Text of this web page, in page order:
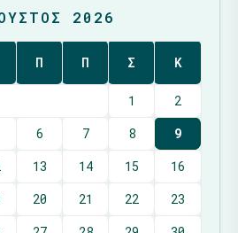
2026
Π Π Σ Κ
1
2
6 7 8
9
13 14 15
16
20 21 22
23